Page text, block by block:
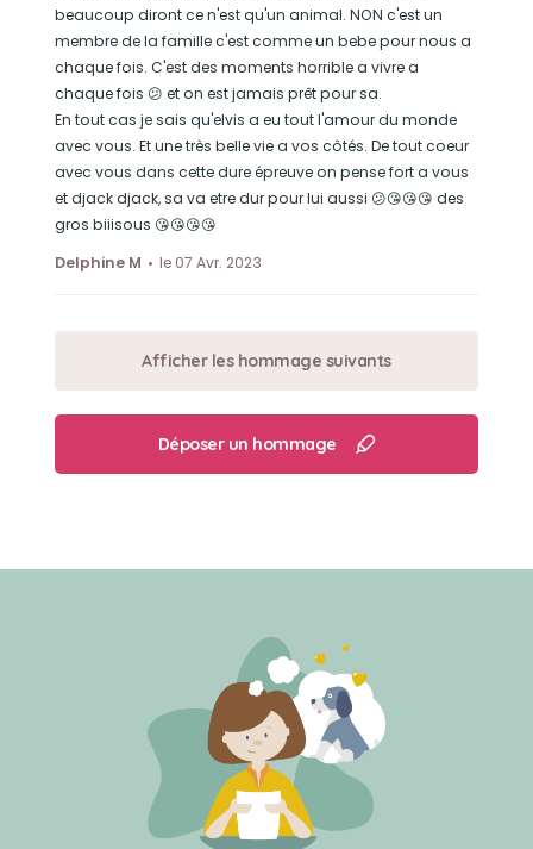
beaucoup diront ce n'est qu'un animal. NON c'est un
membre de la famille c'est comme un bebe pour nous a
chaque fois. C'est des moments horrible a vivre a
chaque fois 😕 et on est jamais prêt pour sa.
En tout cas je sais qu'elvis a eu tout l'amour du monde
avec vous. Et une très belle vie a vos côtés. De tout coeur
avec vous dans cette dure épreuve on pense fort a vous
et djack djack, sa va etre dur pour lui aussi 😕😘😘😘 des
gros biiisous 😘😘😘😘
Delphine M
le 07 Avr. 2023
Afficher les hommage suivants
Déposer un hommage